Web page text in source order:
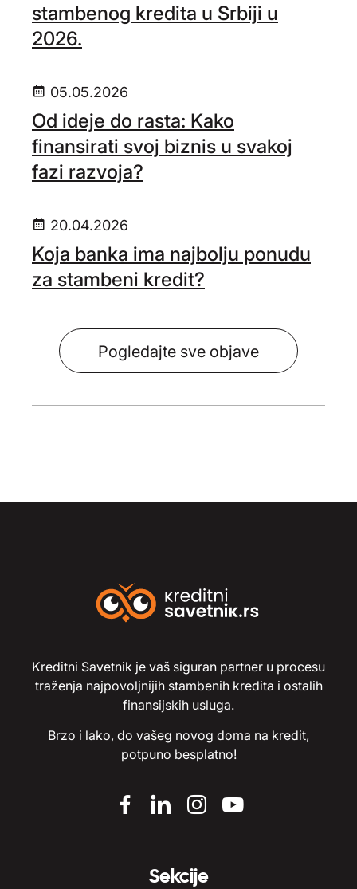
stambenog kredita u Srbiji u
2026.
05.05.2026
Od ideje do rasta: Kako
finansirati svoj biznis u svakoj
fazi razvoja?
20.04.2026
Koja banka ima najbolju ponudu
za stambeni kredit?
Pogledajte sve objave
Kreditni Savetnik je vaš siguran partner u procesu
traženja najpovoljnijih stambenih kredita i ostalih
finansijskih usluga.
Brzo i lako, do vašeg novog doma na kredit,
potpuno besplatno!
Sekcije